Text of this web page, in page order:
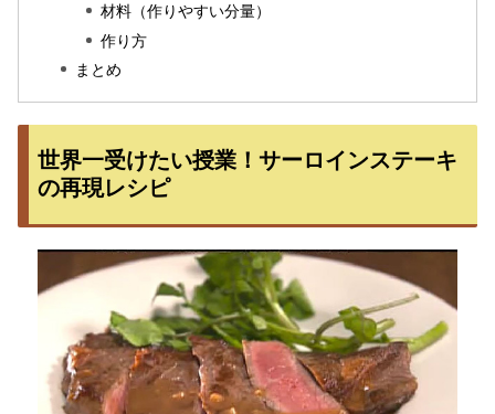
材料（作りやすい分量）
作り方
まとめ
世界一受けたい授業！サーロインステーキ
の再現レシピ